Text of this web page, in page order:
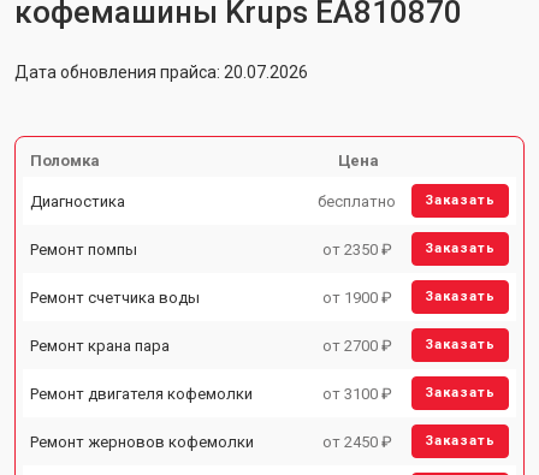
кофемашины Krups EA810870
Дата обновления прайса: 20.07.2026
Поломка Цена
Диагностика бесплатно Заказать
Ремонт помпы от 2350 ₽ Заказать
Ремонт счетчика воды от 1900 ₽ Заказать
Ремонт крана пара от 2700 ₽ Заказать
Ремонт двигателя кофемолки от 3100 ₽ Заказать
Ремонт жерновов кофемолки от 2450 ₽ Заказать